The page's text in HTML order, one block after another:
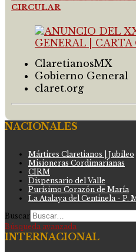
CIRCULAR
ClaretianosMX
Gobierno General
claret.org
NACIONALES
Mártires Claretianos | Jubileo
Misioneras Cordimarianas
CIRM
Dispensario del Valle
Purísimo Corazón de María
La Atalaya del Centinela - P.
Buscar
Búsqueda avanzada
INTERNACIONAL